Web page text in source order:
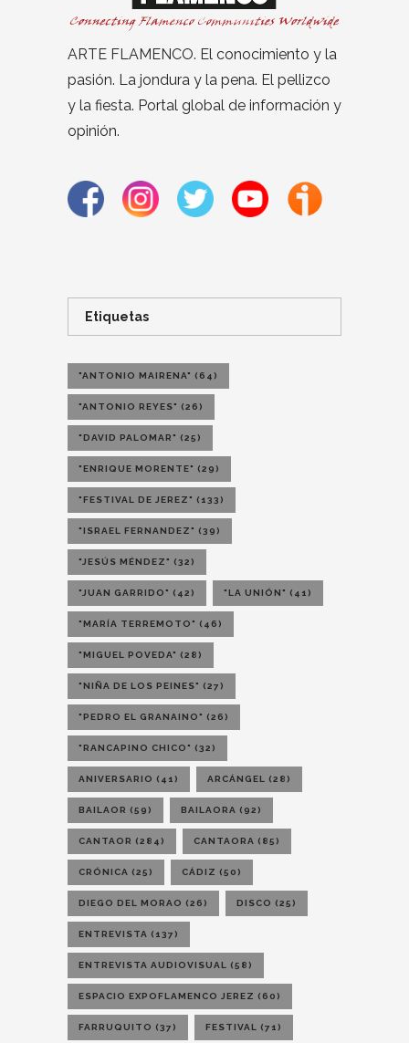
ARTE FLAMENCO. El conocimiento y la
pasión. La jondura y la pena. El pellizco
y la fiesta. Portal global de información y
opinión.
Etiquetas
"ANTONIO MAIRENA" (64)
"ANTONIO REYES" (26)
"DAVID PALOMAR" (25)
"ENRIQUE MORENTE" (29)
"FESTIVAL DE JEREZ" (133)
"ISRAEL FERNANDEZ" (39)
"JESÚS MÉNDEZ" (32)
"JUAN GARRIDO" (42) "LA UNIÓN" (41)
"MARÍA TERREMOTO" (46)
"MIGUEL POVEDA" (28)
"NIÑA DE LOS PEINES" (27)
"PEDRO EL GRANAINO" (26)
"RANCAPINO CHICO" (32)
ANIVERSARIO (41) ARCÁNGEL (28)
BAILAOR (59) BAILAORA (92)
CANTAOR (284) CANTAORA (85)
CRÓNICA (25) CÁDIZ (50)
DIEGO DEL MORAO (26) DISCO (25)
ENTREVISTA (137)
ENTREVISTA AUDIOVISUAL (58)
ESPACIO EXPOFLAMENCO JEREZ (60)
FARRUQUITO (37) FESTIVAL (71)